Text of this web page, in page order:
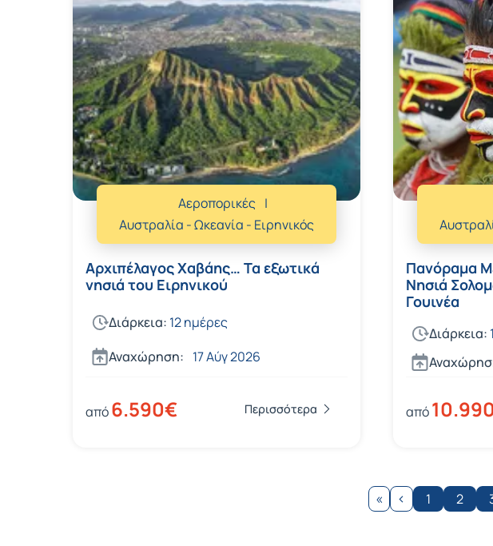
Αεροπορικές
Αυστραλία - Ωκεανία - Ειρηνικός
Αρχιπέλαγος Χαβάης… Τα εξωτικά
νησιά του Ειρηνικού
Διάρκεια: 12 ημέρες
Αναχώρηση: 17 Αύγ 2026
από6.590€ Περισσότερα
Πανόραμα
Νησιά
Γουινέα
Διάρκεια:
από
« ‹ 1 2